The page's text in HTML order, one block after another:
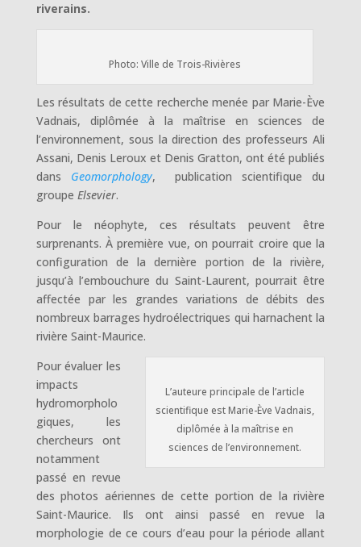
riverains.
Photo: Ville de Trois-Rivières
Les résultats de cette recherche menée par Marie-Ève
Vadnais, diplômée à la maîtrise en sciences de
l’environnement, sous la direction des professeurs Ali
Assani, Denis Leroux et Denis Gratton, ont été publiés
dans Geomorphology, publication scientifique du
groupe Elsevier.
Pour le néophyte, ces résultats peuvent être
surprenants. À première vue, on pourrait croire que la
configuration de la dernière portion de la rivière,
jusqu’à l’embouchure du Saint-Laurent, pourrait être
affectée par les grandes variations de débits des
nombreux barrages hydroélectriques qui harnachent la
rivière Saint-Maurice.
L’auteure principale de l’article
scientifique est Marie-Ève Vadnais,
diplômée à la maîtrise en
sciences de l’environnement.
Pour évaluer les
impacts
hydromorpholo
giques, les
chercheurs ont
notamment
passé en revue
des photos aériennes de cette portion de la rivière
Saint-Maurice. Ils ont ainsi passé en revue la
morphologie de ce cours d’eau pour la période allant